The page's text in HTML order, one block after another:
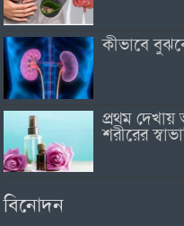
কীভাবে
প্রথম
শরীরের
বিনোদন